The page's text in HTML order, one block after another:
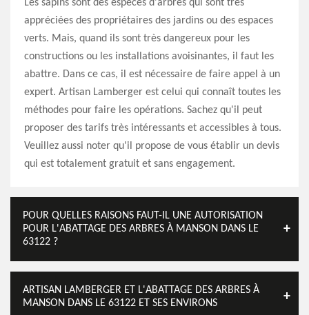
Les sapins sont des espèces d'arbres qui sont très
appréciées des propriétaires des jardins ou des espaces
verts. Mais, quand ils sont très dangereux pour les
constructions ou les installations avoisinantes, il faut les
abattre. Dans ce cas, il est nécessaire de faire appel à un
expert. Artisan Lamberger est celui qui connaît toutes les
méthodes pour faire les opérations. Sachez qu'il peut
proposer des tarifs très intéressants et accessibles à tous.
Veuillez aussi noter qu'il propose de vous établir un devis
qui est totalement gratuit et sans engagement.
POUR QUELLES RAISONS FAUT-IL UNE AUTORISATION
POUR L'ABATTAGE DES ARBRES À MANSON DANS LE
63122 ?
ARTISAN LAMBERGER ET L'ABATTAGE DES ARBRES À
MANSON DANS LE 63122 ET SES ENVIRONS